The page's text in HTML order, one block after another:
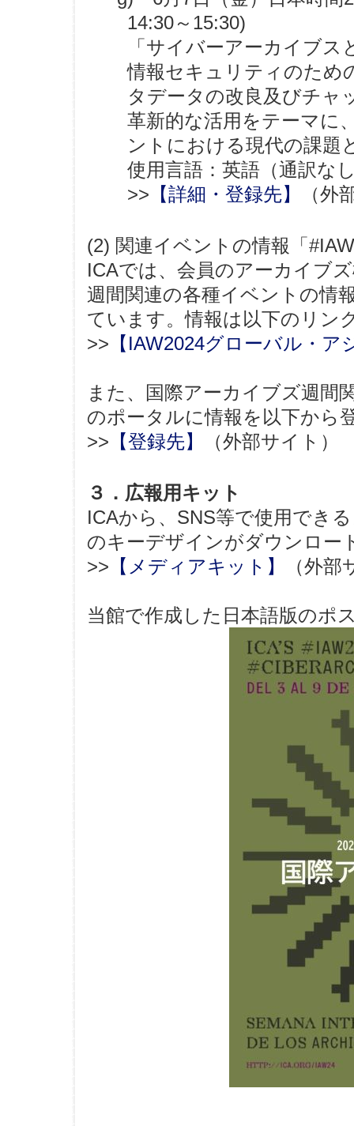
14:30～15:30)
「サイバーアーカイブ
情報セキュリティのため
タデータの改良及びチャ
革新的な活用をテーマに
ントにおける現代の課題
使用言語：英語（通訳な
>> 【詳細・登録先】 （外
(2) 関連イベントの情報「
ICAでは、会員のアーカイブ
週間関連の各種イベントの情
ています。情報は以下のリン
>> 【IAW2024グローバル・ア
また、国際アーカイブズ週間
のポータルに情報を以下から
>> 【登録先】 （外部サイト）
３．広報用キット
ICAから、SNS等で使用でき
のキーデザインがダウンロー
>> 【メディアキット】 （外
当館で作成した日本語版のポ